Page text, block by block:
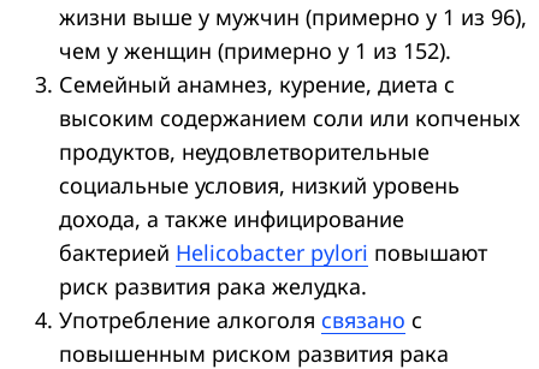
жизни выше у мужчин (примерно у 1 из 96),
чем у женщин (примерно у 1 из 152).
Семейный анамнез, курение, диета с
высоким содержанием соли или копченых
продуктов, неудовлетворительные
социальные условия, низкий уровень
дохода, а также инфицирование
бактерией Helicobacter pylori повышают
риск развития рака желудка.
Употребление алкоголя связано с
повышенным риском развития рака